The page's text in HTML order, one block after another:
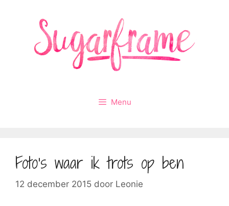
Menu
Foto’s waar ik trots op ben
12 december 2015 door Leonie